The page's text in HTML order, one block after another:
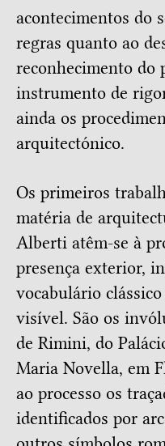
acontecimentos do
regras quanto ao
reconhecimento do
instrumento de
ainda os
arquitectónico.
Os primeiros
matéria de
Alberti atêm-se à
presença exterior,
vocabulário
visível. São os
de Rimini, do
Maria Novella, em
ao processo os
identificados por